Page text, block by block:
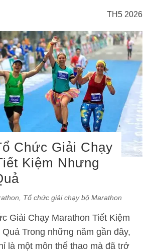
TH5 2026
Chức Giải Chạy
Kiệm Nhưng
Tổ chức giải chạy bộ Marathon
Giải Chạy Marathon Tiết Kiệm
Trong những năm gần đây,
là một môn thể thao mà đã trở